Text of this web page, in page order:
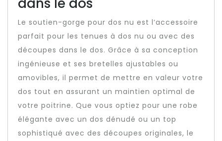
Le soutien-gorge pour dos nu est l’accessoire
parfait pour les tenues à dos nu ou avec des
découpes dans le dos. Grâce à sa conception
ingénieuse et ses bretelles ajustables ou
amovibles, il permet de mettre en valeur votre
dos tout en assurant un maintien optimal de
votre poitrine. Que vous optiez pour une robe
élégante avec un dos dénudé ou un top
sophistiqué avec des découpes originales, le